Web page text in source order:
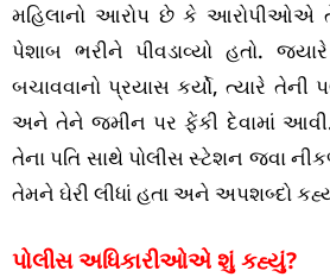
મહિલાનો આરોપ છે કે આરોપીઓએ
પેશાબ ભરીને પીવડાવ્યો હતો.
બચાવવાનો પ્રયાસ કર્યો, ત્યારે તેની
અને તેને જમીન પર ફેંકી દેવામાં
તેના પતિ સાથે પોલીસ સ્ટેશન જવા
તેમને ઘેરી લીધાં હતા અને અપશબ્દો
પોલીસ અધિકારીઓએ શું કહ્યું?